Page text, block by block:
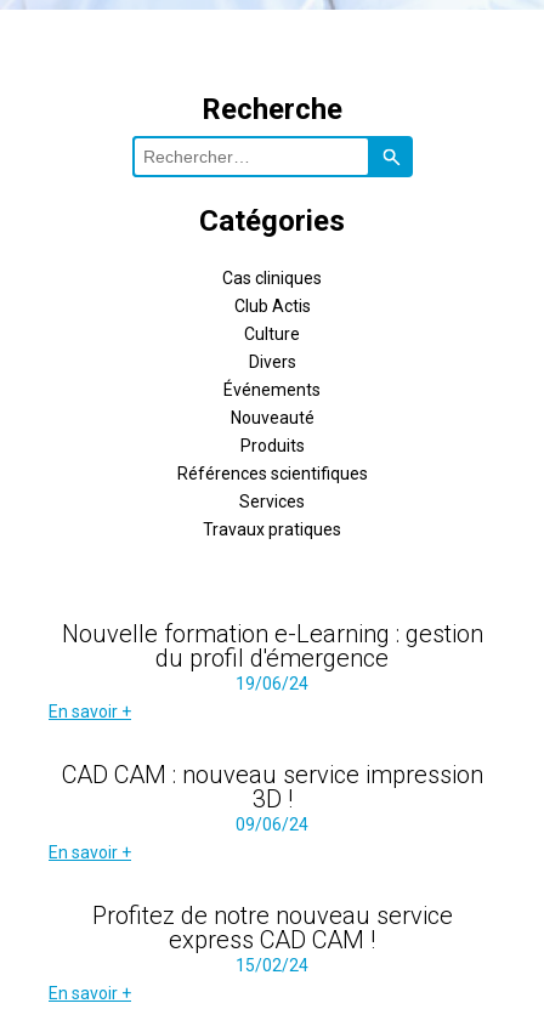
Nouvelle formation e-Learning : gestion
du profil d'émergence
19/06/24
En savoir +
CAD CAM : nouveau service impression
3D !
09/06/24
En savoir +
Profitez de notre nouveau service
express CAD CAM !
15/02/24
En savoir +
Recherche
Rechercher :
Catégories
Cas cliniques
Club Actis
Culture
Divers
Événements
Nouveauté
Produits
Références scientifiques
Services
Travaux pratiques